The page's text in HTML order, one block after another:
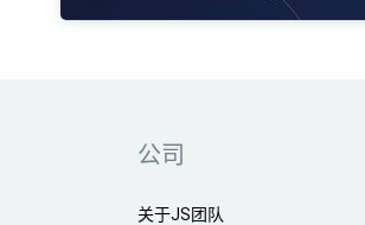
公司
关于JS团队